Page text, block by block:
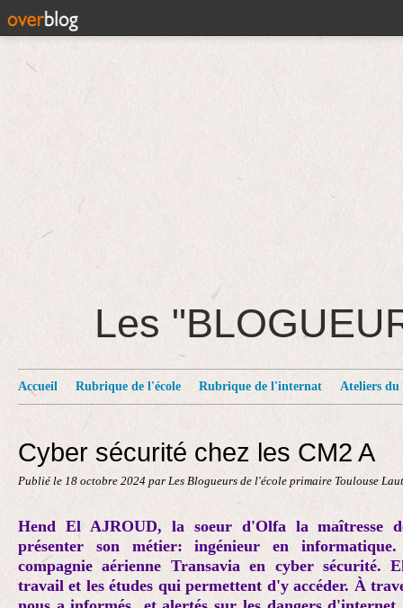
Les
Accueil Rubrique de l'école Rubrique de l'internat Ateliers du
Cyber sécurité chez les CM2 A
Publié le 18 octobre 2024 par Les Blogueurs de l'école primaire Toulouse
Hend El AJROUD, la soeur d'Olfa la maîtresse
présenter son métier: ingénieur en
compagnie aérienne Transavia en cyber sécurité.
travail et les études qui permettent d'y accéder. À